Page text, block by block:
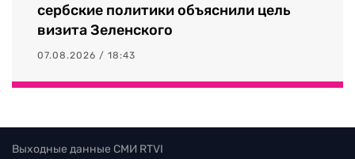
сербские политики объяснили цель
визита Зеленского
07.08.2026 / 18:43
Выходные данные СМИ RTVI